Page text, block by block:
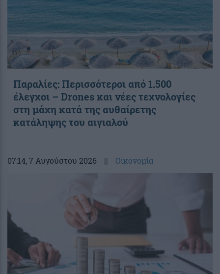
Παραλίες: Περισσότεροι από 1.500
έλεγχοι – Drones και νέες τεχνολογίες
στη μάχη κατά της αυθαίρετης
κατάληψης του αιγιαλού
07:14, 7 Αυγούστου 2026 || Οικονομία